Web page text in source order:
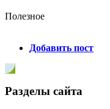
Полезное
Добавить пост
Разделы сайта